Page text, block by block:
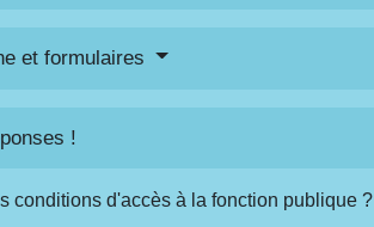
et formulaires
!
conditions d'accès à la fonction publique ?